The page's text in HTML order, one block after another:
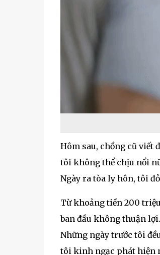
Hôm sau, chồng cũ viết
tôi không thể chịu nổi
Ngày ra tòa ly hôn, tôi
Từ khoảng tiền 200
ban đầu không thuận
Những ngày trước tôi
tôi kinh ngạc phát hiện